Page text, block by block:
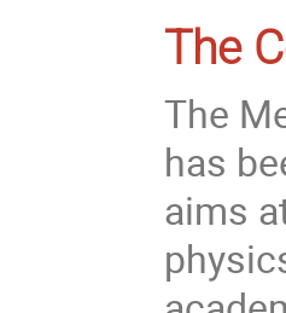
The
The
has
aims